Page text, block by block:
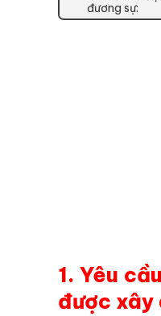
đương sự:
1. Yêu
được xây